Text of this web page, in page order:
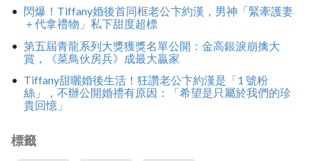
閃爆！Tiffany婚後首同框老公卞約漢，男神「緊牽護妻
＋代拿禮物」私下甜度超標
第五屆青龍系列大獎獲獎名單公開：金高銀淚崩擒大
賞，《菜鳥伙房兵》成最大贏家
Tiffany甜曬婚後生活！狂讚老公卞約漢是「1 號粉
絲」，不辦公開婚禮有原因：「希望是只屬於我們的珍
貴回憶」
標籤